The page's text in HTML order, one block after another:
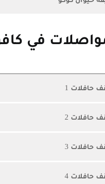
في
حافلات 1
حافلات 2
حافلات 3
حافلات 4